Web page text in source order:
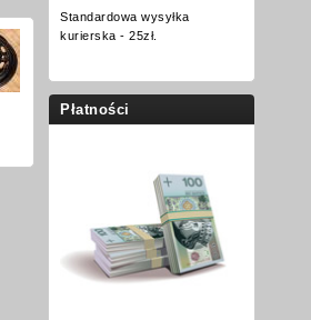
Standardowa wysyłka
kurierska - 25zł.
Płatności